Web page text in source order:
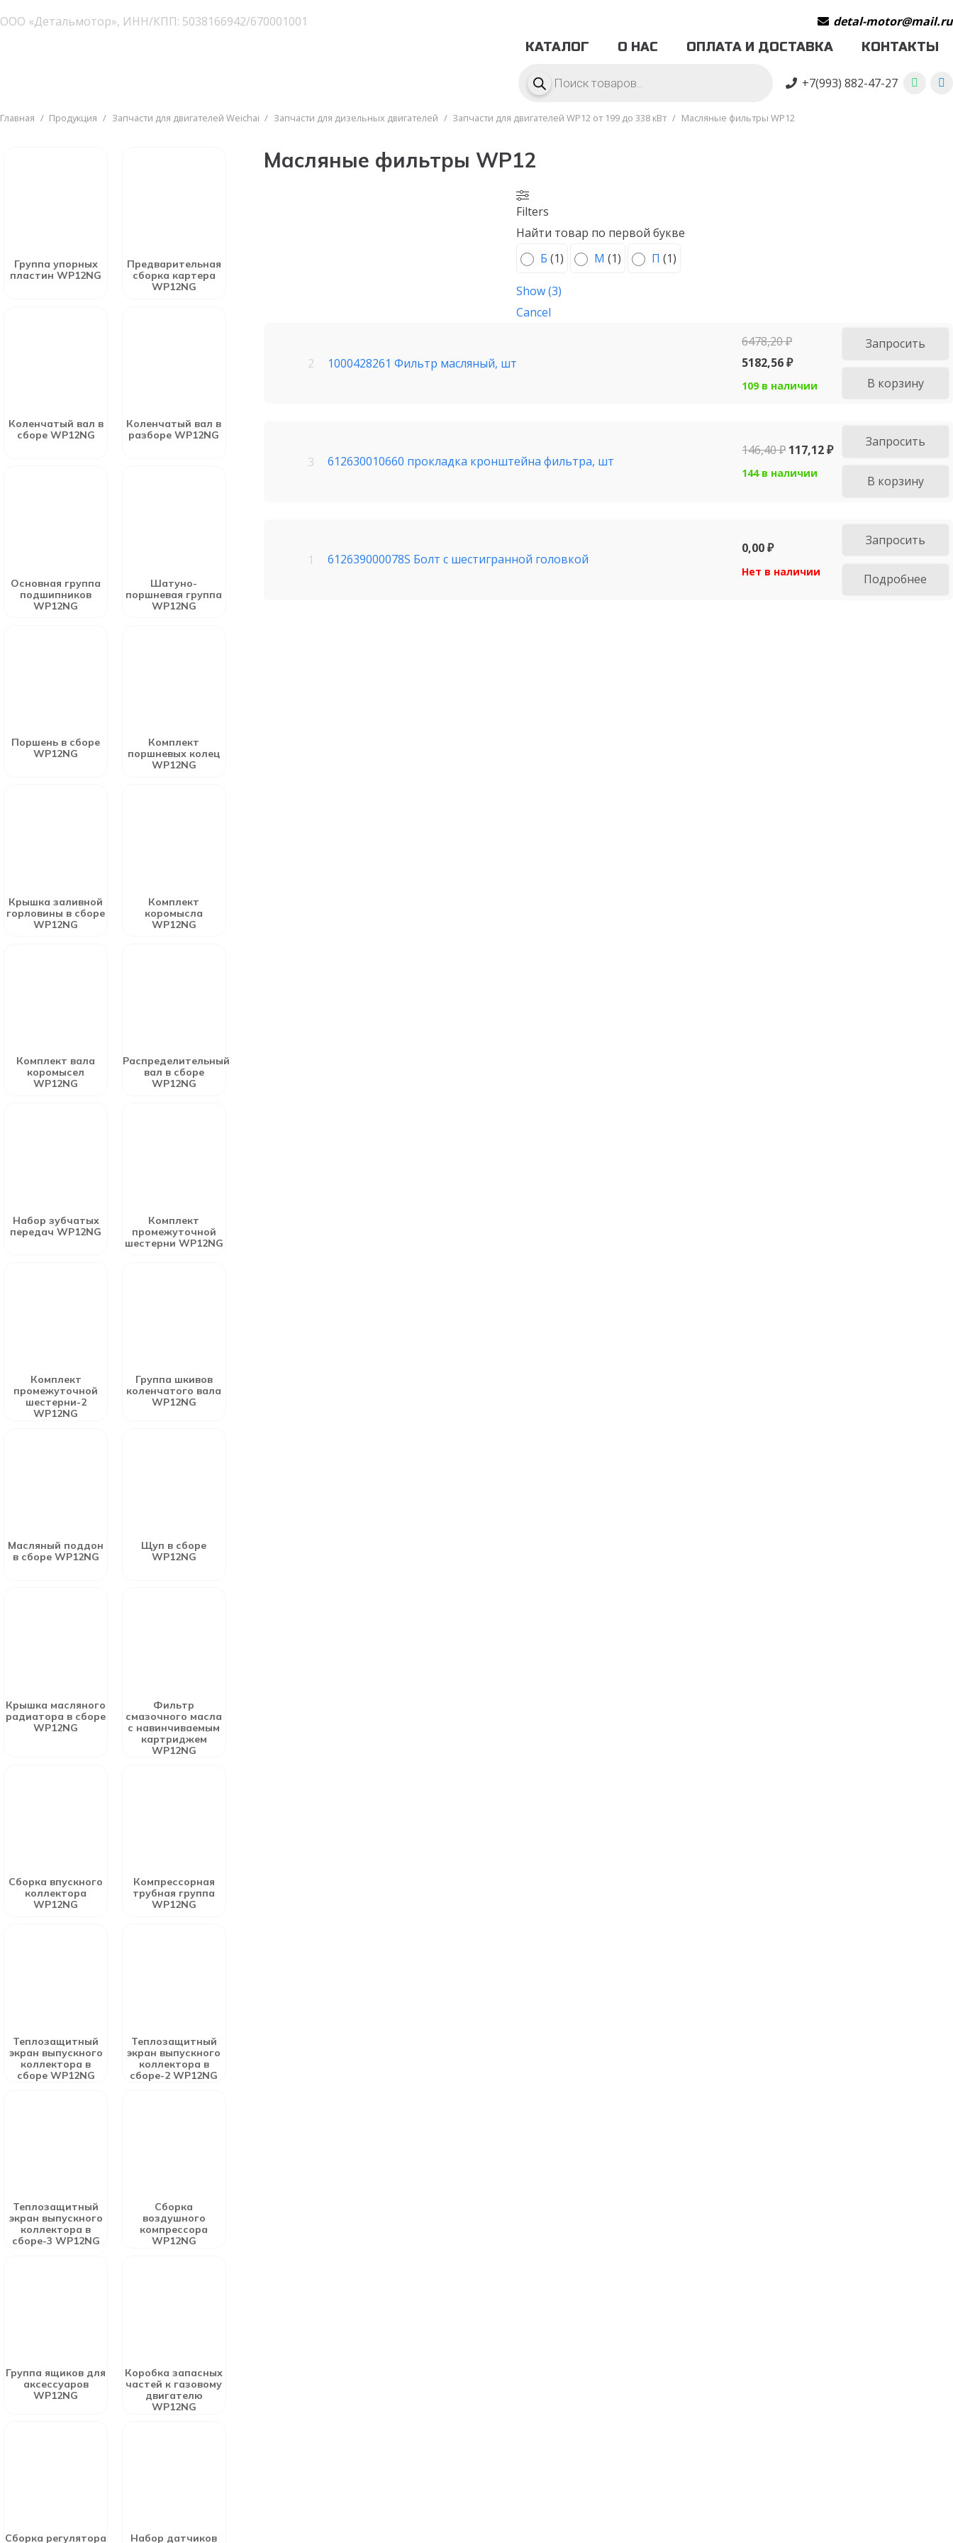
ООО «Детальмотор», ИНН/КПП: 5038166942/670001001
detal-motor@mail.ru
КАТАЛОГ
О НАС ОПЛАТА И ДОСТАВКА
КОНТАКТЫ
товаров +7(993) 882-47-27
Главная / Продукция / Запчасти для двигателей Weichai / Запчасти для дизельных двигателей / Запчасти для двигателей WP12 от 199 до 338 кВт / Масляные фильтры WP12
Группа упорных
пластин WP12NG
Предварительная
сборка картера
WP12NG
Коленчатый вал в
сборе WP12NG
Коленчатый вал в
разборе WP12NG
Основная группа
подшипников
WP12NG
Шатуно-
поршневая группа
WP12NG
Поршень в сборе
WP12NG
Комплект
поршневых колец
WP12NG
Крышка заливной
горловины в сборе
WP12NG
Комплект
коромысла
WP12NG
Комплект вала
коромысел
WP12NG
Распределительный
вал в сборе
WP12NG
Набор зубчатых
передач WP12NG
Комплект
промежуточной
шестерни WP12NG
Комплект
промежуточной
шестерни-2
WP12NG
Группа шкивов
коленчатого вала
WP12NG
Масляный поддон
в сборе WP12NG
Щуп в сборе
WP12NG
Крышка масляного
радиатора в сборе
WP12NG
Фильтр
смазочного масла
с навинчиваемым
картриджем
WP12NG
Сборка впускного
коллектора
WP12NG
Компрессорная
трубная группа
WP12NG
Теплозащитный
экран выпускного
коллектора в
сборе WP12NG
Теплозащитный
экран выпускного
коллектора в
сборе-2 WP12NG
Теплозащитный
экран выпускного
коллектора в
сборе-3 WP12NG
Сборка
воздушного
компрессора
WP12NG
Группа ящиков для
аксессуаров
WP12NG
Коробка запасных
частей к газовому
двигателю
WP12NG
Сборка регулятора Набор датчиков
Масляные фильтры WP12
Filters
Найти товар по первой букве
Б (1) М (1) П (1)
Show(3)
Cancel
2 1000428261 Фильтр масляный, шт
6478,20₽
5182,56₽
109 в наличии
Запросить
В корзину
3 612630010660 прокладка кронштейна фильтра, шт
146,40₽ 117,12₽
144 в наличии
Запросить
В корзину
1 612639000078S Болт с шестигранной головкой
0,00₽
Нет в наличии
Запросить
Подробнее